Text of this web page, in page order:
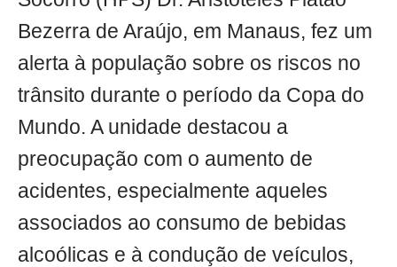
Bezerra de Araújo, em Manaus, fez um
alerta à população sobre os riscos no
trânsito durante o período da Copa do
Mundo. A unidade destacou a
preocupação com o aumento de
acidentes, especialmente aqueles
associados ao consumo de bebidas
alcoólicas e à condução de veículos,